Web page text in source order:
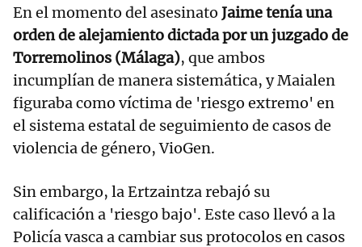
En el momento del asesinato Jaime tenía una
orden de alejamiento dictada por un juzgado de
Torremolinos (Málaga), que ambos
incumplían de manera sistemática, y Maialen
figuraba como víctima de 'riesgo extremo' en
el sistema estatal de seguimiento de casos de
violencia de género, VioGen.
Sin embargo, la Ertzaintza rebajó su
calificación a 'riesgo bajo'. Este caso llevó a la
Policía vasca a cambiar sus protocolos en casos